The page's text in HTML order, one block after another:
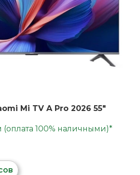
Mi TV A Pro 2026 55"
100% наличными)*